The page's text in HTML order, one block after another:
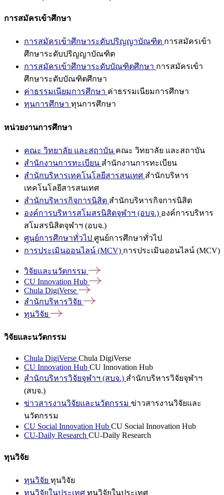
การสมัครเข้าศึกษา
การสมัครเข้าศึกษาระดับปริญญาบัณฑิต การสมัครเข้า
ศึกษาระดับปริญญาบัณฑิต
การสมัครเข้าศึกษาระดับบัณฑิตศึกษา การสมัครเข้า
ศึกษาระดับบัณฑิตศึกษา
ค่าธรรมเนียมการศึกษา ค่าธรรมเนียมการศึกษา
ทุนการศึกษา ทุนการศึกษา
หน่วยงานการศึกษา
คณะ วิทยาลัย และสถาบัน คณะ วิทยาลัย และสถาบัน
สำนักงานการทะเบียน สำนักงานการทะเบียน
สำนักบริหารเทคโนโลยีสารสนเทศ สำนักบริหาร
เทคโนโลยีสารสนเทศ
สำนักบริหารกิจการนิสิต สำนักบริหารกิจการนิสิต
องค์การบริหารสโมสรนิสิตจุฬาฯ (อบจ.) องค์การบริหาร
สโมสรนิสิตจุฬาฯ (อบจ.)
ศูนย์การศึกษาทั่วไป ศูนย์การศึกษาทั่วไป
การประเมินออนไลน์ (MCV) การประเมินออนไลน์ (MCV)
วิจัยและนวัตกรรม
CU Innovation Hub
Chula DigiVerse
สำนักบริหารวิจัย
ทุนวิจัย
วิจัยและนวัตกรรม
Chula DigiVerse Chula DigiVerse
CU Innovation Hub CU Innovation Hub
สำนักบริหารวิจัยจุฬาฯ (สบจ.) สำนักบริหารวิจัยจุฬาฯ
(สบจ.)
ข่าวสารงานวิจัยและนวัตกรรม ข่าวสารงานวิจัยและ
นวัตกรรม
CU Social Innovation Hub CU Social Innovation Hub
CU-Daily Research CU-Daily Research
ทุนวิจัย
ทุนวิจัย ทุนวิจัย
ทุนวิจัยในประเทศ ทุนวิจัยในประเทศ